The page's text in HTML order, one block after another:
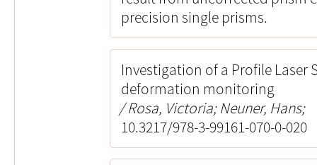
precision single prisms.
Investigation of a Profile Laser
deformation monitoring
Rosa, Victoria; Neuner, Hans;
10.3217/978-3-99161-070-0-020